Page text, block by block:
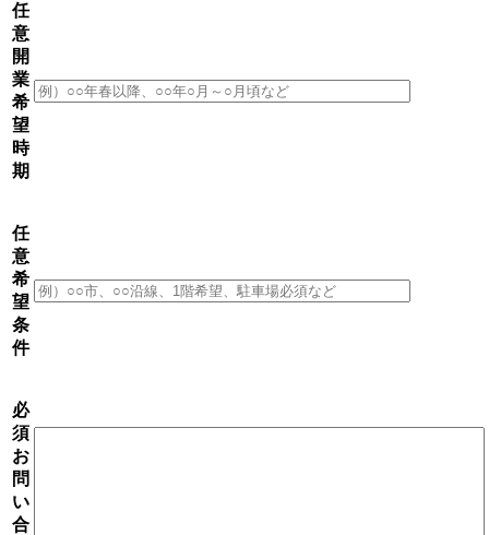
任
意
開
業
希
望
時
期
任
意
希
望
条
件
必
須
お
問
い
合